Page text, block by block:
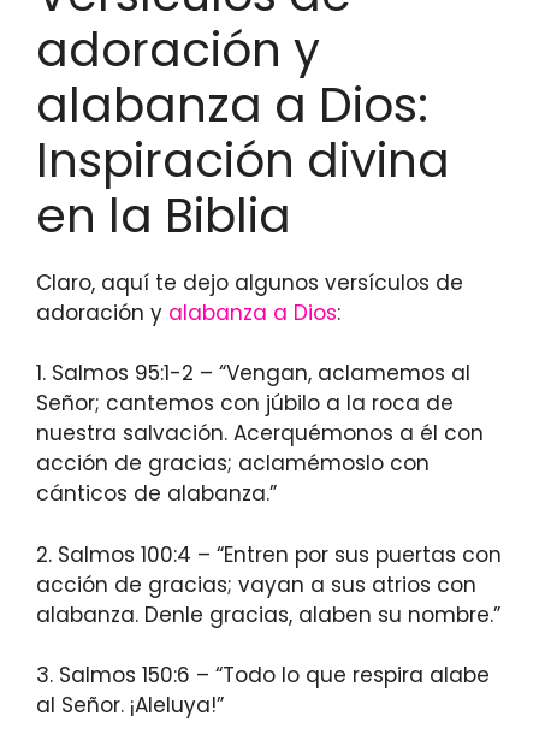
adoración y
alabanza a Dios:
Inspiración divina
en la Biblia
Claro, aquí te dejo algunos versículos de
adoración y alabanza a Dios:
1. Salmos 95:1-2 – “Vengan, aclamemos al
Señor; cantemos con júbilo a la roca de
nuestra salvación. Acerquémonos a él con
acción de gracias; aclamémoslo con
cánticos de alabanza.”
2. Salmos 100:4 – “Entren por sus puertas con
acción de gracias; vayan a sus atrios con
alabanza. Denle gracias, alaben su nombre.”
3. Salmos 150:6 – “Todo lo que respira alabe
al Señor. ¡Aleluya!”